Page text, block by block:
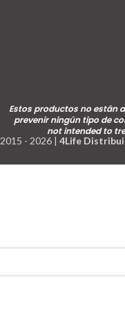
Estos productos no están
prevenir ningún tipo de
not intended to
2015 - 2026 | 4Life